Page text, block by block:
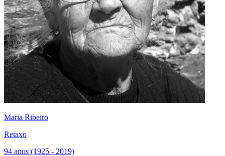
Maria Ribeiro
Retaxo
94 anos (1925 - 2019)